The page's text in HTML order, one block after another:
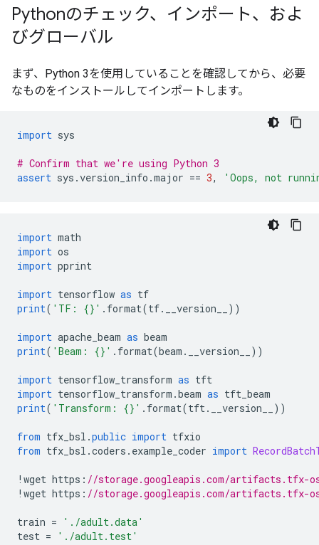
Pythonのチェック、インポート、およ
びグローバル
まず、Python 3を使用していることを確認してから、必要
なものをインストールしてインポートします。
import sys
# Confirm that we're using Python 3
assert sys .version_info .major == 3, 'Oops, not
import math
import os
import pprint
import tensorflow as tf
print( 'TF: {}' . format(tf. __version__ ))
import apache_beam as beam
print( 'Beam: {}' . format(beam . __version__ ))
import tensorflow_transform as tft
import tensorflow_transform .beam as tft_beam
print( 'Transform: {}' . format(tft. __version__ ))
from tfx_bsl .public import tfxio
from tfx_bsl .coders . example_coder import
! wget https : //storage.googleapis.com/artifacts.tfx-
! wget https : //storage.googleapis.com/artifacts.tfx-
train =
'./adult.data'
test = './adult.test'